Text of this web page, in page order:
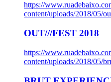
https://
content/uploads/2018/05/
OUT///FEST 2018
https://
content/uploads/2018/05/